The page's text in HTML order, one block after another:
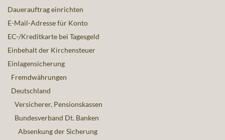
Dauerauftrag einrichten
E-Mail-Adresse für Konto
EC-/Kreditkarte bei Tagesgeld
Einbehalt der Kirchensteuer
Einlagensicherung
Fremdwährungen
Deutschland
Versicherer, Pensionskassen
Bundesverband Dt. Banken
Absenkung der Sicherung